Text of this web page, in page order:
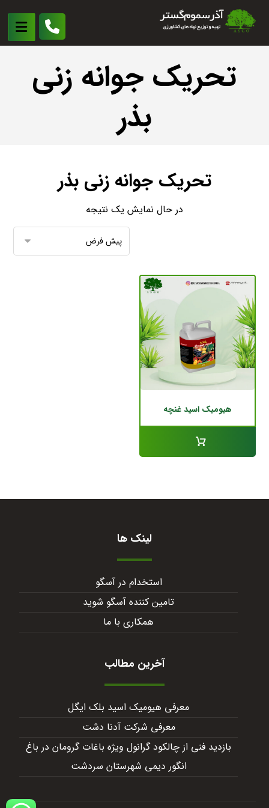
تحریک جوانه زنی
بذر
تحریک جوانه زنی بذر
در حال نمایش یک نتیجه
هیومیک اسید غنچه
لینک ها
استخدام در آسگو
تامین کننده آسگو شوید
همکاری با ما
آخرین مطالب
معرفی هیومیک اسید بلک ایگل
معرفی شرکت آدنا دشت
بازدید فنی از چالکود گرانول ویژه باغات گرومان در باغ
انگور دیمی شهرستان سردشت